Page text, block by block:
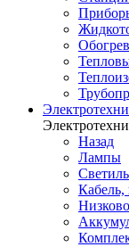
Назад
Лампы
Кабель,